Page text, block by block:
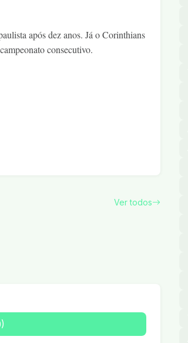
após dez anos. Já o Corinthians
consecutivo.
Ver todos